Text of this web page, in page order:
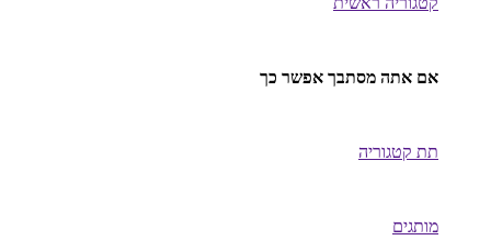
אם אתה מסתבך אפשר כך
תת קטגוריה
מותגים